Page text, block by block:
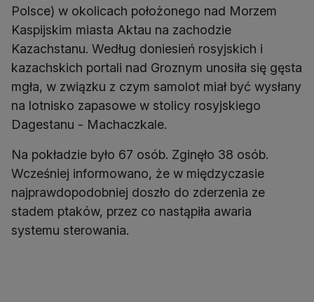
Polsce) w okolicach położonego nad Morzem
Kaspijskim miasta Aktau na zachodzie
Kazachstanu. Według doniesień rosyjskich i
kazachskich portali nad Groznym unosiła się gęsta
mgła, w związku z czym samolot miał być wysłany
na lotnisko zapasowe w stolicy rosyjskiego
Dagestanu - Machaczkale.
Na pokładzie było 67 osób. Zginęło 38 osób.
Wcześniej informowano, że w międzyczasie
najprawdopodobniej doszło do zderzenia ze
stadem ptaków, przez co nastąpiła awaria
systemu sterowania.